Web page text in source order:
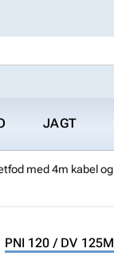
JAGT
med 4m kabel
PNI 120 / DV